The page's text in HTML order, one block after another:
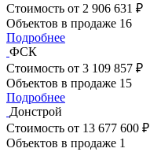
Стоимость от 2 906 631 ₽
Объектов в продаже 16
Подробнее
ФСК
Стоимость от 3 109 857 ₽
Объектов в продаже 15
Подробнее
Донстрой
Стоимость от 13 677 600 ₽
Объектов в продаже 1